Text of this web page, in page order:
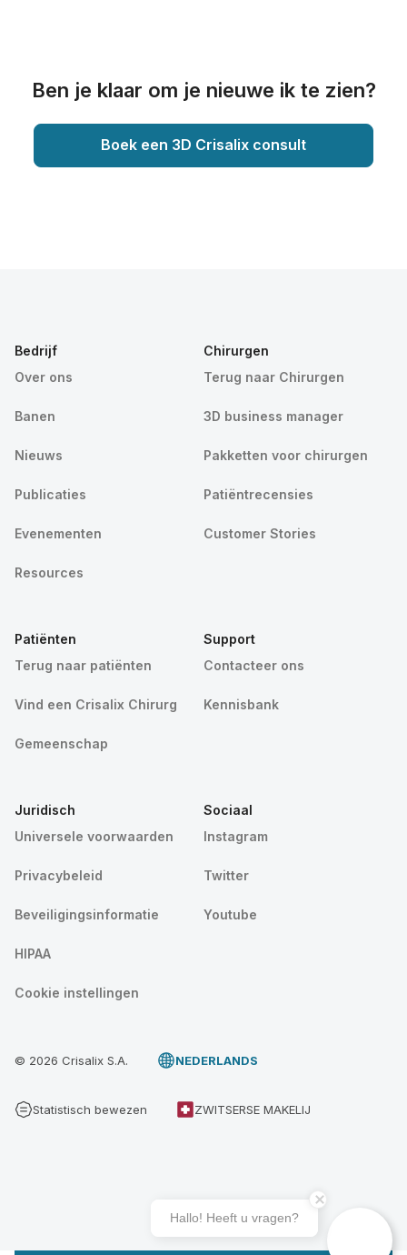
Ben je klaar om je nieuwe ik te zien?
Boek een 3D Crisalix consult
Bedrijf
Over ons
Banen
Nieuws
Publicaties
Evenementen
Resources
Chirurgen
Terug naar Chirurgen
3D business manager
Pakketten voor chirurgen
Patiëntrecensies
Customer Stories
Patiënten
Terug naar patiënten
Vind een Crisalix Chirurg
Gemeenschap
Support
Contacteer ons
Kennisbank
Juridisch
Universele voorwaarden
Privacybeleid
Beveiligingsinformatie
HIPAA
Cookie instellingen
Sociaal
Instagram
Twitter
Youtube
© 2026 Crisalix S.A. NEDERLANDS
Statistisch bewezen ZWITSERSE MAKELIJ
Hallo! Heeft u vragen?